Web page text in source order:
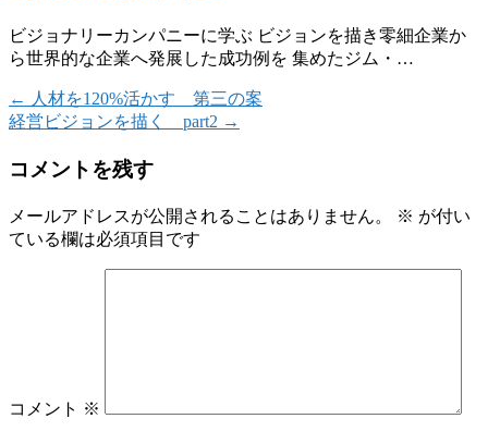
ビジョナリーカンパニーに学ぶ ビジョンを描き零細企業か
ら世界的な企業へ発展した成功例を 集めたジム・…
← 人材を120%活かす 第三の案
経営ビジョンを描く part2 →
コメントを残す
メールアドレスが公開されることはありません。 ※ が付い
ている欄は必須項目です
コメント ※